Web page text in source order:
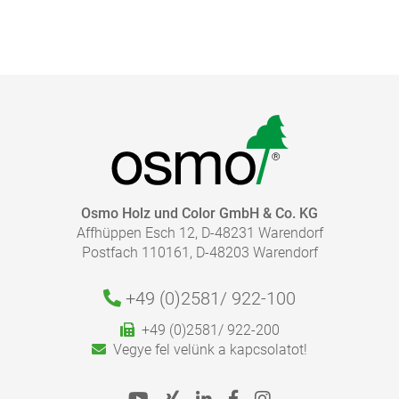
IN WELCHEM ZUSTAND BEFINDET SICH DIE
új / kezeletlen kopott
Osmo Holz und Color GmbH & Co. KG
Affhüppen Esch 12, D-48231 Warendorf
Postfach 110161, D-48203 Warendorf
+49 (0)2581/ 922-100
+49 (0)2581/ 922-200
Vegye fel velünk a kapcsolatot!